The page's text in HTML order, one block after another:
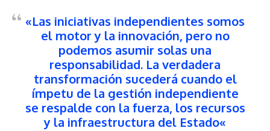
«Las iniciativas independientes somos
el motor y la innovación, pero no
podemos asumir solas una
responsabilidad. La verdadera
transformación sucederá cuando el
ímpetu de la gestión independiente
se respalde con la fuerza, los recursos
y la infraestructura del Estado«